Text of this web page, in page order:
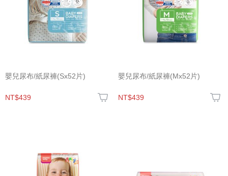
嬰兒尿布/紙尿褲(Sx52片)
NT$439
嬰兒尿布/紙尿褲(Mx52片)
NT$439